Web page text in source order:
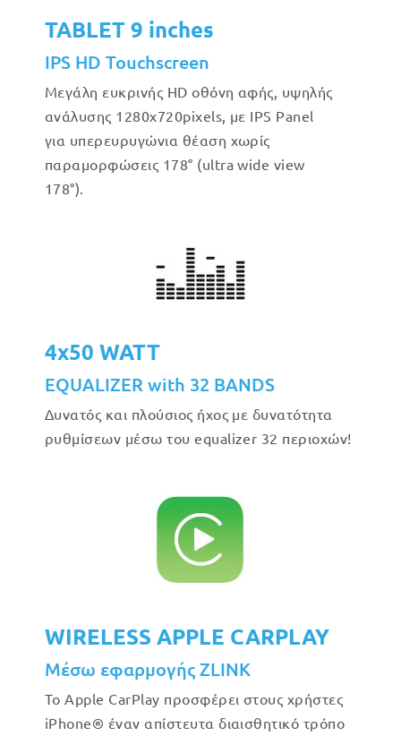
TABLET 9 inches
IPS HD Touchscreen
Μεγάλη ευκρινής HD οθόνη αφής, υψηλής
ανάλυσης 1280x720pixels, με IPS Panel
για υπερευρυγώνια θέαση χωρίς
παραμορφώσεις 178° (ultra wide view
178°).
4x50 WATT
EQUALIZER with 32 BANDS
Δυνατός και πλούσιος ήχος με δυνατότητα
ρυθμίσεων μέσω του equalizer 32 περιοχών!
WIRELESS APPLE CARPLAY
Μέσω εφαρμογής ZLINK
Το Apple CarPlay προσφέρει στους χρήστες
iPhone® έναν απίστευτα διαισθητικό τρόπο